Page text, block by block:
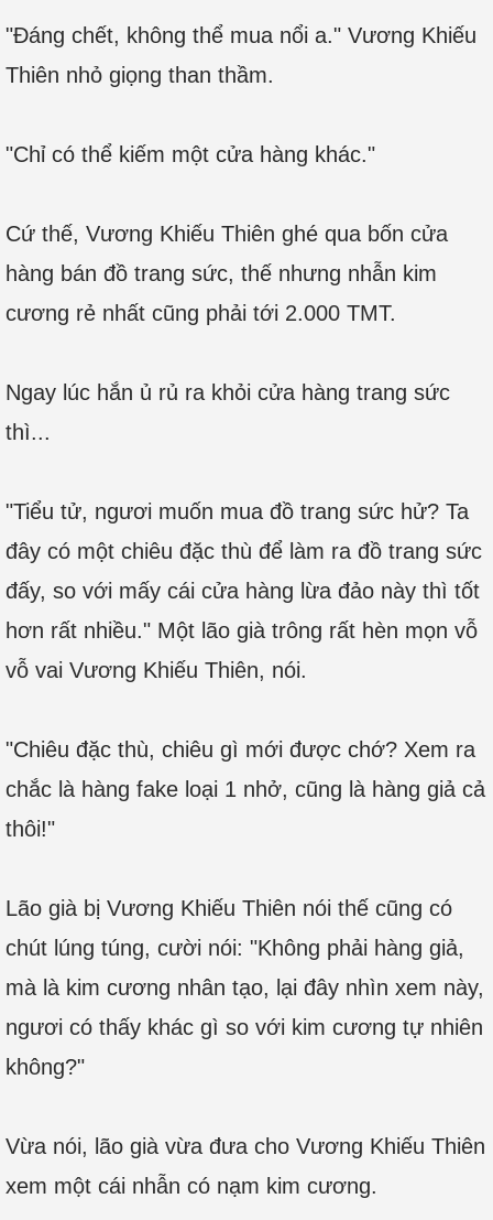
"Đáng chết, không thể mua nổi a." Vương Khiếu
Thiên nhỏ giọng than thầm.
"Chỉ có thể kiếm một cửa hàng khác."
Cứ thế, Vương Khiếu Thiên ghé qua bốn cửa
hàng bán đồ trang sức, thế nhưng nhẫn kim
cương rẻ nhất cũng phải tới 2.000 TMT.
Ngay lúc hắn ủ rủ ra khỏi cửa hàng trang sức
thì...
"Tiểu tử, ngươi muốn mua đồ trang sức hử? Ta
đây có một chiêu đặc thù để làm ra đồ trang sức
đấy, so với mấy cái cửa hàng lừa đảo này thì tốt
hơn rất nhiều." Một lão già trông rất hèn mọn vỗ
vỗ vai Vương Khiếu Thiên, nói.
"Chiêu đặc thù, chiêu gì mới được chớ? Xem ra
chắc là hàng fake loại 1 nhở, cũng là hàng giả cả
thôi!"
Lão già bị Vương Khiếu Thiên nói thế cũng có
chút lúng túng, cười nói: "Không phải hàng giả,
mà là kim cương nhân tạo, lại đây nhìn xem này,
ngươi có thấy khác gì so với kim cương tự nhiên
không?"
Vừa nói, lão già vừa đưa cho Vương Khiếu Thiên
xem một cái nhẫn có nạm kim cương.